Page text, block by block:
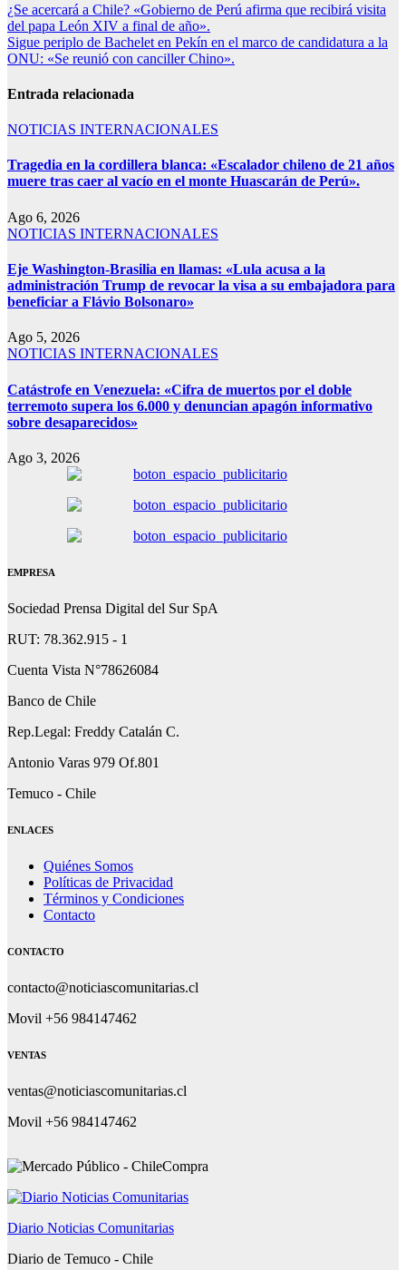
¿Se acercará a Chile? «Gobierno de Perú afirma que recibirá visita
del papa León XIV a final de año».
Sigue periplo de Bachelet en Pekín en el marco de candidatura a la
ONU: «Se reunió con canciller Chino».
Entrada relacionada
NOTICIAS INTERNACIONALES
Tragedia en la cordillera blanca: «Escalador chileno de 21 años
muere tras caer al vacío en el monte Huascarán de Perú».
Ago 6, 2026
NOTICIAS INTERNACIONALES
Eje Washington-Brasilia en llamas: «Lula acusa a la
administración Trump de revocar la visa a su embajadora para
beneficiar a Flávio Bolsonaro»
Ago 5, 2026
NOTICIAS INTERNACIONALES
Catástrofe en Venezuela: «Cifra de muertos por el doble
terremoto supera los 6.000 y denuncian apagón informativo
sobre desaparecidos»
Ago 3, 2026
EMPRESA
Sociedad Prensa Digital del Sur SpA
RUT: 78.362.915 - 1
Cuenta Vista N°78626084
Banco de Chile
Rep.Legal: Freddy Catalán C.
Antonio Varas 979 Of.801
Temuco - Chile
ENLACES
Quiénes Somos
Políticas de Privacidad
Términos y Condiciones
Contacto
CONTACTO
contacto@noticiascomunitarias.cl
Movil +56 984147462
VENTAS
ventas@noticiascomunitarias.cl
Movil +56 984147462
Diario Noticias Comunitarias
Diario de Temuco - Chile